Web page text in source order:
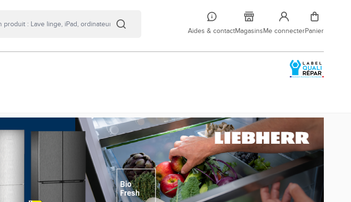
Aides & contactMagasinsMe connecterPanier